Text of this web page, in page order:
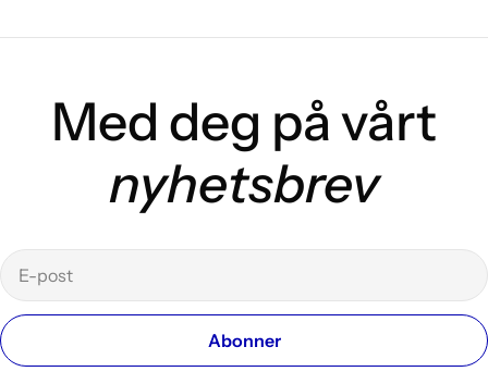
Med deg på vårt
nyhetsbrev
E-
post
Abonner